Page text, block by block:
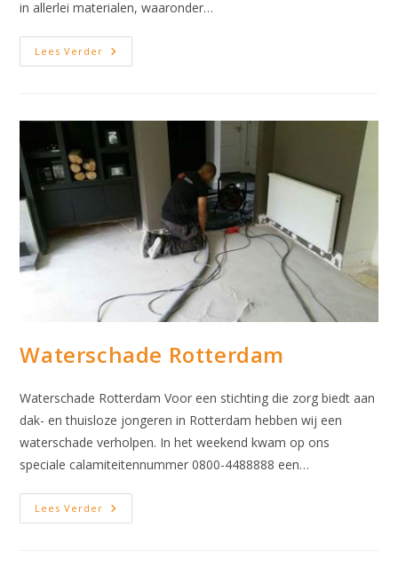
in allerlei materialen, waaronder…
Lees Verder Carbid
Meting:
Waterschade Rotterdam
Waterschade Rotterdam Voor een stichting die zorg biedt aan
dak- en thuisloze jongeren in Rotterdam hebben wij een
waterschade verholpen. In het weekend kwam op ons
speciale calamiteitennummer 0800-4488888 een…
Lees Verder Waterschade
Rotterdam